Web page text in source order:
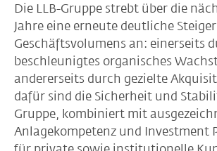
Die LLB-Gruppe strebt über die
Jahre eine erneute deutliche
Geschäftsvolumens an: einerseits
beschleunigtes organisches
andererseits durch gezielte
dafür sind die Sicherheit und
Gruppe, kombiniert mit
Anlagekompetenz und Investment